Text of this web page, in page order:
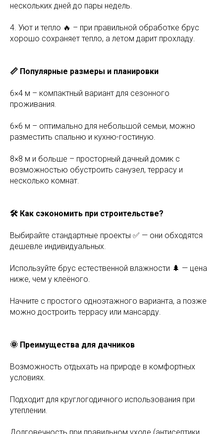
нескольких дней до пары недель.
4. Уют и тепло 🔥 – при правильной обработке брус
хорошо сохраняет тепло, а летом дарит прохладу.
📏 Популярные размеры и планировки
6×4 м – компактный вариант для сезонного
проживания.
6×6 м – оптимально для небольшой семьи, можно
разместить спальню и кухню-гостиную.
8×8 м и больше – просторный дачный домик с
возможностью обустроить санузел, террасу и
несколько комнат.
🛠 Как сэкономить при строительстве?
Выбирайте стандартные проекты ✅ — они обходятся
дешевле индивидуальных.
Используйте брус естественной влажности 🌲 — цена
ниже, чем у клеёного.
Начните с простого одноэтажного варианта, а позже
можно достроить террасу или мансарду.
🌞 Преимущества для дачников
Возможность отдыхать на природе в комфортных
условиях.
Подходит для круглогодичного использования при
утеплении.
Долговечность при правильном уходе (антисептики,